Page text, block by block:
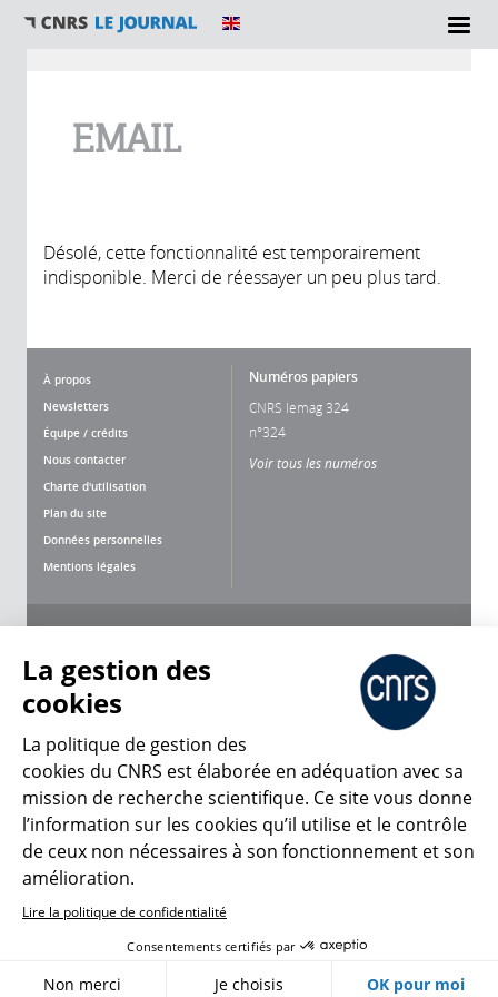
EMAIL
Désolé, cette fonctionnalité est temporairement
indisponible. Merci de réessayer un peu plus tard.
À propos
Newsletters
Équipe / crédits
Nous contacter
Charte d'utilisation
Plan du site
Données personnelles
Mentions légales
Numéros papiers
CNRS lemag 324
n°324
Voir tous les numéros
CNRS Le Mag
© 2026, CNRS
Créer un compte Se connecter
Gestion des cookies
La gestion des
cookies
La politique de gestion des
cookies du CNRS est élaborée en adéquation avec sa
mission de recherche scientifique. Ce site vous donne
l’information sur les cookies qu’il utilise et le contrôle
de ceux non nécessaires à son fonctionnement et son
amélioration.
Lire la politique de confidentialité
Consentements certifiés par
Non merci Je choisis OK pour moi